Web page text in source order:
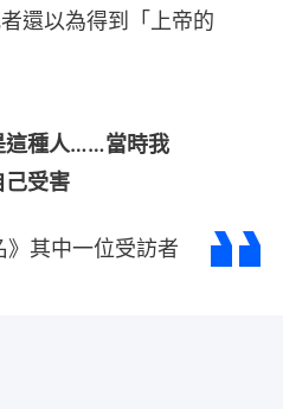
還以為得到「上帝的
這種人……當時我
己受害
》其中一位受訪者